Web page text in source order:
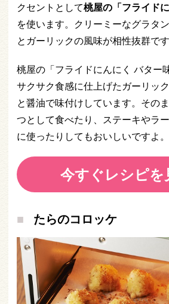
クセントとして桃屋の「フライド
を使います。クリーミーなグラタ
とガーリックの風味が相性抜群です
桃屋の「フライドにんにく バター
サクサク食感に仕上げたガーリッ
と醤油で味付けしています。その
つとして食べたり、ステーキやラ
に使ったりしてもおいしいですよ。
今すぐレシピを
たらのコロッケ